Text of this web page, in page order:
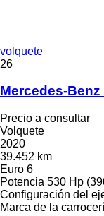
volquete
26
Mercedes-
Precio a consultar
Volquete
2020
39.452 km
Euro 6
Potencia 530 Hp
Configuración del
Marca de la